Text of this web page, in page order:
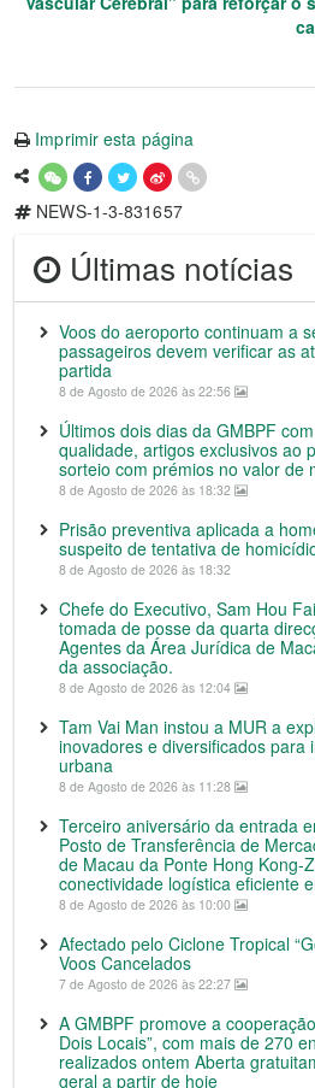
Imprimir esta página
NEWS-1-3-831657
Últimas notícias
Voos do aeroporto continuam a
passageiros devem verificar as
partida
8 de Agosto de 2026 às 22:56
Últimos dois dias da GMBPF
qualidade, artigos exclusivos ao
sorteio com prémios no valor de
8 de Agosto de 2026 às 18:32
Prisão preventiva aplicada a
suspeito de tentativa de
8 de Agosto de 2026 às 18:32
Chefe do Executivo, Sam Hou
tomada de posse da quarta
Agentes da Área Jurídica de
da associação.
8 de Agosto de 2026 às 12:04
Tam Vai Man instou a MUR a
inovadores e diversificados para
urbana
8 de Agosto de 2026 às 11:28
Terceiro aniversário da entrada
Posto de Transferência de
de Macau da Ponte Hong Kong-
conectividade logística eficiente
8 de Agosto de 2026 às 10:00
Afectado pelo Ciclone Tropical
Voos Cancelados
7 de Agosto de 2026 às 22:27
A GMBPF promove a
Dois Locais”, com mais de 270
realizados ontem Aberta
geral a partir de hoje